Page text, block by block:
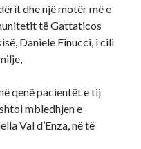
dhe një motër më e
të Gattaticos
Daniele Finucci, i cili
qenë pacientët e tij
mbledhjen e
Val d’Enza, në të